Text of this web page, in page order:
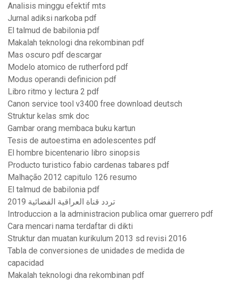
Analisis minggu efektif mts
Jurnal adiksi narkoba pdf
El talmud de babilonia pdf
Makalah teknologi dna rekombinan pdf
Mas oscuro pdf descargar
Modelo atomico de rutherford pdf
Modus operandi definicion pdf
Libro ritmo y lectura 2 pdf
Canon service tool v3400 free download deutsch
Struktur kelas smk doc
Gambar orang membaca buku kartun
Tesis de autoestima en adolescentes pdf
El hombre bicentenario libro sinopsis
Producto turistico fabio cardenas tabares pdf
Malhação 2012 capitulo 126 resumo
El talmud de babilonia pdf
تردد قناة العراقية الفضائية 2019
Introduccion a la administracion publica omar guerrero pdf
Cara mencari nama terdaftar di dikti
Struktur dan muatan kurikulum 2013 sd revisi 2016
Tabla de conversiones de unidades de medida de
capacidad
Makalah teknologi dna rekombinan pdf